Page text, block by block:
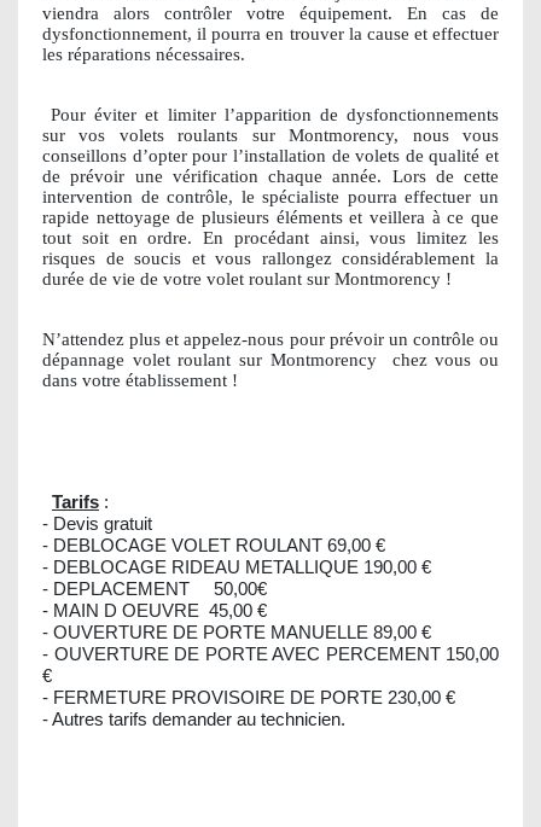
viendra alors contrôler votre équipement. En cas de
dysfonctionnement, il pourra en trouver la cause et effectuer
les réparations nécessaires.
Pour éviter et limiter l’apparition de dysfonctionnements
sur vos volets roulants sur Montmorency, nous vous
conseillons d’opter pour l’installation de volets de qualité et
de prévoir une vérification chaque année. Lors de cette
intervention de contrôle, le spécialiste pourra effectuer un
rapide nettoyage de plusieurs éléments et veillera à ce que
tout soit en ordre. En procédant ainsi, vous limitez les
risques de soucis et vous rallongez considérablement la
durée de vie de votre volet roulant sur Montmorency !
N’attendez plus et appelez-nous pour prévoir un contrôle ou
dépannage volet roulant sur Montmorency
chez vous ou
dans votre établissement !
Tarifs :
- Devis gratuit
- DEBLOCAGE VOLET ROULANT 69,00 €
- DEBLOCAGE RIDEAU METALLIQUE 190,00 €
- DEPLACEMENT 50,00€
- MAIN D OEUVRE 45,00 €
- OUVERTURE DE PORTE MANUELLE 89,00 €
- OUVERTURE DE PORTE AVEC PERCEMENT 150,00
€
- FERMETURE PROVISOIRE DE PORTE 230,00 €
- Autres tarifs demander au technicien.